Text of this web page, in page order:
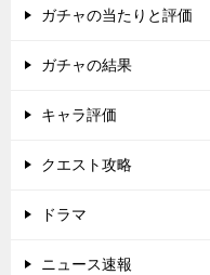
ガチャの当たりと評価
ガチャの結果
キャラ評価
クエスト攻略
ドラマ
ニュース速報